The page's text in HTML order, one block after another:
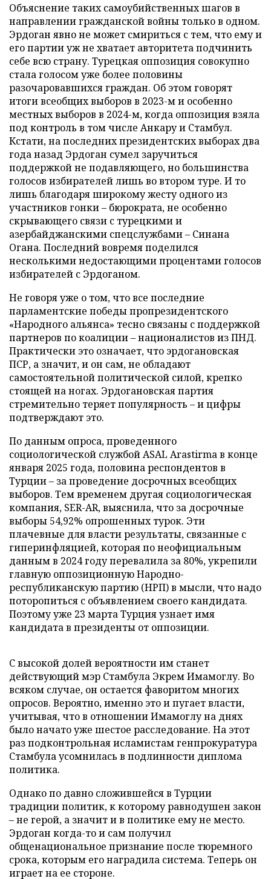
Объяснение таких самоубийственных шагов в
направлении гражданской войны только в одном.
Эрдоган явно не может смириться с тем, что ему и
его партии уж не хватает авторитета подчинить
себе всю страну. Турецкая оппозиция совокупно
стала голосом уже более половины
разочаровавшихся граждан. Об этом говорят
итоги всеобщих выборов в 2023-м и особенно
местных выборов в 2024-м, когда оппозиция взяла
под контроль в том числе Анкару и Стамбул.
Кстати, на последних президентских выборах два
года назад Эрдоган сумел заручиться
поддержкой не подавляющего, но большинства
голосов избирателей лишь во втором туре. И то
лишь благодаря широкому жесту одного из
участников гонки – бюрократа, не особенно
скрывающего связи с турецкими и
азербайджанскими спецслужбами – Синана
Огана. Последний вовремя поделился
несколькими недостающими процентами голосов
избирателей с Эрдоганом.
Не говоря уже о том, что все последние
парламентские победы пропрезидентского
«Народного альянса» тесно связаны с поддержкой
партнеров по коалиции – националистов из ПНД.
Практически это означает, что эрдогановская
ПСР, а значит, и он сам, не обладают
самостоятельной политической силой, крепко
стоящей на ногах. Эрдогановская партия
стремительно теряет популярность – и цифры
подтверждают это.
По данным опроса, проведенного
социологической службой ASAL Arastirma в конце
января 2025 года, половина респондентов в
Турции – за проведение досрочных всеобщих
выборов. Тем временем другая социологическая
компания, SER-AR, выяснила, что за досрочные
выборы 54,92% опрошенных турок. Эти
плачевные для власти результаты, связанные с
гиперинфляцией, которая по неофициальным
данным в 2024 году перевалила за 80%, укрепили
главную оппозиционную Народно-
республиканскую партию (НРП) в мысли, что надо
поторопиться с объявлением своего кандидата.
Поэтому уже 23 марта Турция узнает имя
кандидата в президенты от оппозиции.
С высокой долей вероятности им станет
действующий мэр Стамбула Экрем Имамоглу. Во
всяком случае, он остается фаворитом многих
опросов. Вероятно, именно это и пугает власти,
учитывая, что в отношении Имамоглу на днях
было начато уже шестое расследование. На этот
раз подконтрольная исламистам генпрокуратура
Стамбула усомнилась в подлинности диплома
политика.
Однако по давно сложившейся в Турции
традиции политик, к которому равнодушен закон
– не герой, а значит и в политике ему не место.
Эрдоган когда-то и сам получил
общенациональное признание после тюремного
срока, которым его наградила система. Теперь он
играет на ее стороне.